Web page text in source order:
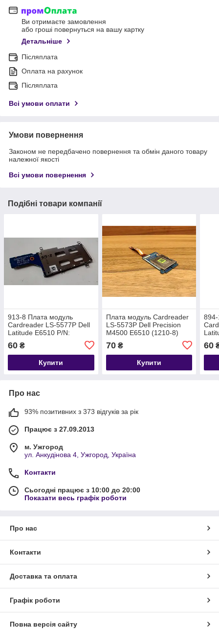
Ви отримаєте замовлення
або гроші повернуться на вашу картку
Детальніше
Післяплата
Оплата на рахунок
Післяплата
Всі умови оплати
Умови повернення
Законом не передбачено повернення та обмін даного товару
належної якості
Всі умови повернення
Подібні товари компанії
913-8 Плата модуль
Cardreader LS-5577P Dell
Latitude E6510 P/N:
60 ₴
Купити
Плата модуль Cardreader
LS-5573P Dell Precision
M4500 E6510 (1210-8)
70₴
Купити
60
Про нас
93% позитивних з 373 відгуків за рік
Працює з 27.09.2013
м. Ужгород
ул. Анкудінова 4, Ужгород, Україна
Контакти
Сьогодні працює з 10:00 до 20:00
Показати весь графік роботи
Про нас
Контакти
Доставка та оплата
Графік роботи
Повна версія сайту